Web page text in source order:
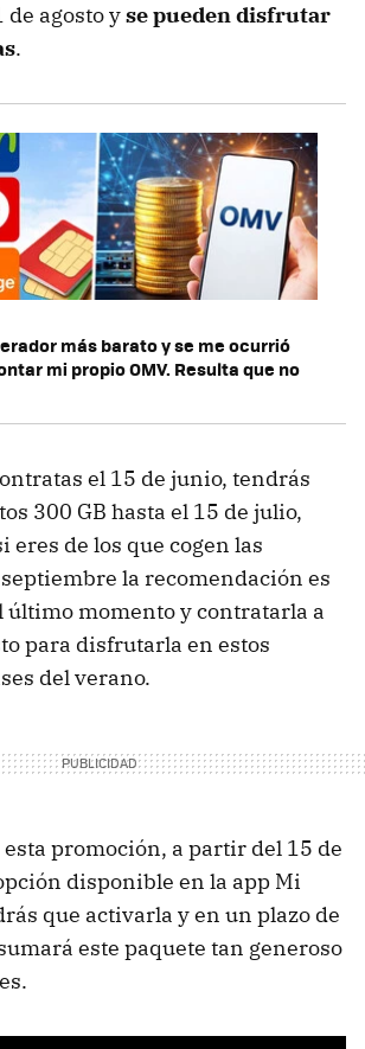
de agosto yse pueden disfrutar
.
más barato y se me ocurrió
mi propio OMV. Resulta que no
el 15 de junio, tendrás
300 GB hasta el 15 de julio,
eres de los que cogen las
la recomendación es
último momento y contratarla a
para disfrutarla en estos
del verano.
esta promoción, a partir del 15 de
disponible en la app Mi
que activarla y en un plazo de
este paquete tan generoso